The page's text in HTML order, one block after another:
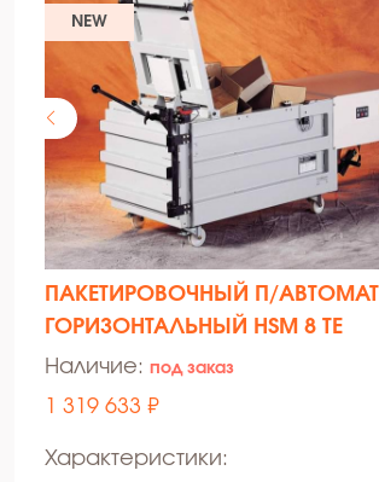
NEW
ПАКЕТИРОВОЧНЫЙ П/АВТОМАТ
ГОРИЗОНТАЛЬНЫЙ HSM 8 TE
Наличие: под заказ
1 319 633 ₽
Характеристики: